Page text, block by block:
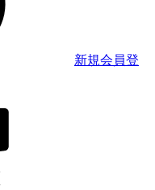
新規会員登